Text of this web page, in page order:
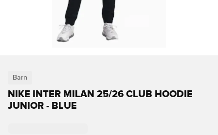
Barn
NIKE INTER MILAN 25/26 CLUB HOODIE
JUNIOR - BLUE